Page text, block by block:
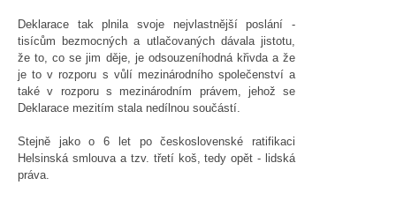
Deklarace tak plnila svoje nejvlastnější poslání -
tisícům bezmocných a utlačovaných dávala jistotu,
že to, co se jim děje, je odsouzeníhodná křivda a že
je to v rozporu s vůlí mezinárodního společenství a
také v rozporu s mezinárodním právem, jehož se
Deklarace mezitím stala nedílnou součástí.
Stejně jako o 6 let po československé ratifikaci
Helsinská smlouva a tzv. třetí koš, tedy opět - lidská
práva.